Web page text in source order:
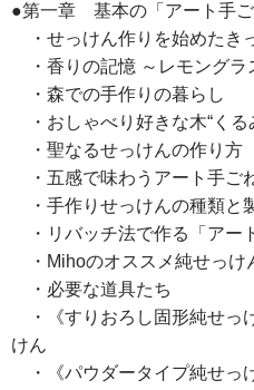
●第一章 基本の「アート手ご
・せっけん作りを始めたき
・香りの記憶 ～レモングラ
・森での手作りの暮らし
・おしゃべり好きな木“くる
・聖なるせっけんの作り方
・五感で味わうアート手ご
・手作りせっけんの種類と
・リバッチ法で作る「アー
・Mihoのオススメ純せっけ
・必要な道具たち
・《すりおろし固形純せっ
けん
・《パウダータイプ純せっ